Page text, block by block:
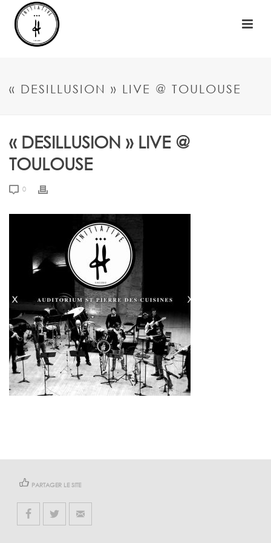
« DESILLUSION » LIVE @ TOULOUSE
« DESILLUSION » LIVE @
TOULOUSE
0
PARTAGER LE SITE